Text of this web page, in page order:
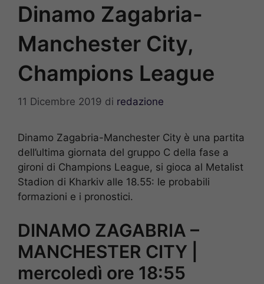
Dinamo Zagabria-
Manchester City,
Champions League
11 Dicembre 2019 di redazione
Dinamo Zagabria-Manchester City è una partita
dell’ultima giornata del gruppo C della fase a
gironi di Champions League, si gioca al Metalist
Stadion di Kharkiv alle 18.55: le probabili
formazioni e i pronostici.
DINAMO ZAGABRIA –
MANCHESTER CITY |
mercoledì ore 18:55